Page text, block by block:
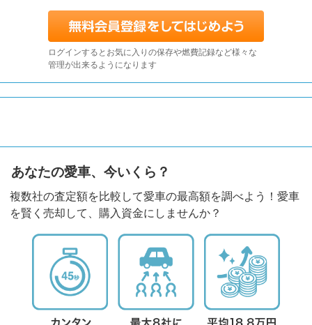
ログインするとお気に入りの保存や燃費記録など様々な
管理が出来るようになります
あなたの愛車、今いくら？
複数社の査定額を比較して愛車の最高額を調べよう！愛車
を賢く売却して、購入資金にしませんか？